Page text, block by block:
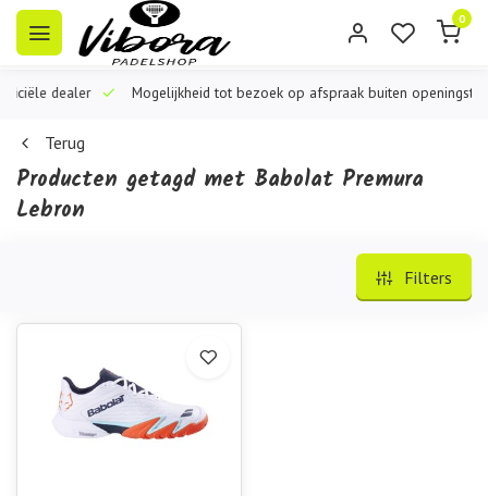
0
dealer Mogelijkheid tot bezoek op afspraak buiten openingstijden
Terug
Producten getagd met Babolat Premura
Lebron
Filters